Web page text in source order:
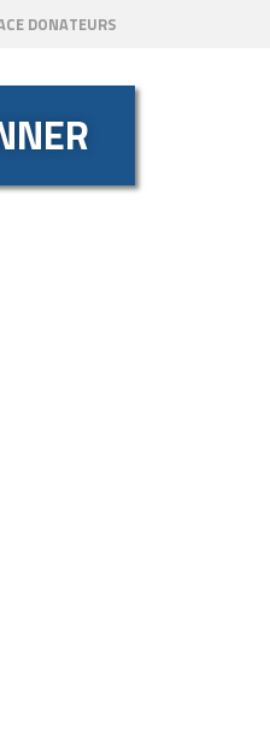
DONATEURS